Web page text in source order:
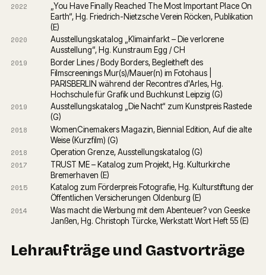
2022
„You Have Finally Reached The Most Important Place On
Earth“, Hg. Friedrich-Nietzsche Verein Röcken, Publikation
(E)
2020
Ausstellungskatalog „Klimainfarkt – Die verlorene
Ausstellung“, Hg. Kunstraum Egg / CH
2019
Border Lines / Body Borders, Begleitheft des
Filmscreenings Mur(s)/Mauer(n) im Fotohaus |
PARISBERLIN während der Recontres d'Arles, Hg.
Hochschule für Grafik und Buchkunst Leipzig (G)
2019
Ausstellungskatalog „Die Nacht“ zum Kunstpreis Rastede
(G)
2018
WomenCinemakers Magazin, Biennial Edition, Auf die alte
Weise (Kurzfilm) (G)
2018
Operation Grenze, Ausstellungskatalog (G)
2017
TRUST ME – Katalog zum Projekt, Hg. Kulturkirche
Bremerhaven (E)
2015
Katalog zum Förderpreis Fotografie, Hg. Kulturstiftung der
Öffentlichen Versicherungen Oldenburg (E)
2014
Was macht die Werbung mit dem Abenteuer? von Geeske
Janßen, Hg. Christoph Türcke, Werkstatt Wort Heft 55 (E)
Lehraufträge und Gastvorträge